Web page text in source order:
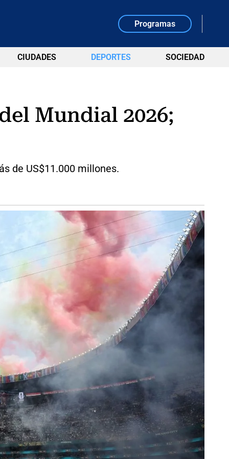
Programas
CIUDADES DEPORTES SOCIEDAD
Mundial 2026;
de US$11.000 millones.